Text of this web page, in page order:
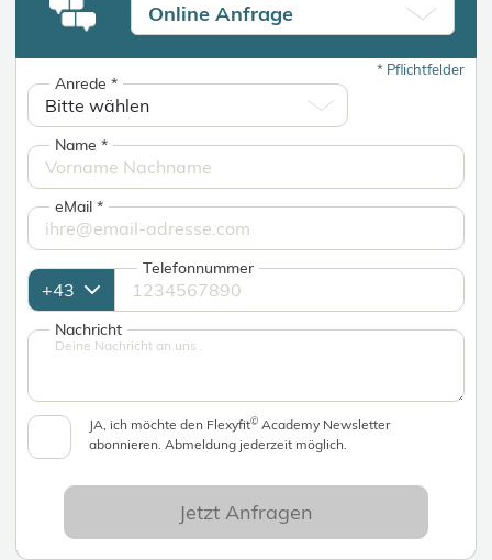
Online Anfrage
*Pflichtfelder
Anrede*
Name*
eMail*
Telefonnummer
Nachricht
JA, ich möchte den Flexyfit© Academy Newsletter
abonnieren. Abmeldung jederzeit möglich.
Jetzt Anfragen